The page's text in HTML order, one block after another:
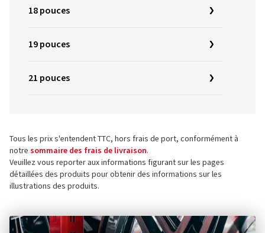
18 pouces
19 pouces
21 pouces
Tous les prix s'entendent TTC, hors frais de port, conformément à
notre sommaire des frais de livraison.
Veuillez vous reporter aux informations figurant sur les pages
détaillées des produits pour obtenir des informations sur les
illustrations des produits.